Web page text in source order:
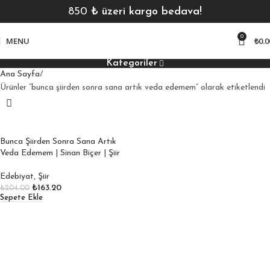
850 ₺ üzeri kargo bedava!
MENU 0 ₺
Kategoriler
Ana Sayfa
Ürünler “bunca şiirden sonra sana artık veda edemem” olarak etiketlendi
Bunca Şiirden Sonra Sana Artık
Veda Edemem | Sinan Biçer | Şiir
Edebiyat, Şiir
₺204.00 ₺163.20
Sepete Ekle